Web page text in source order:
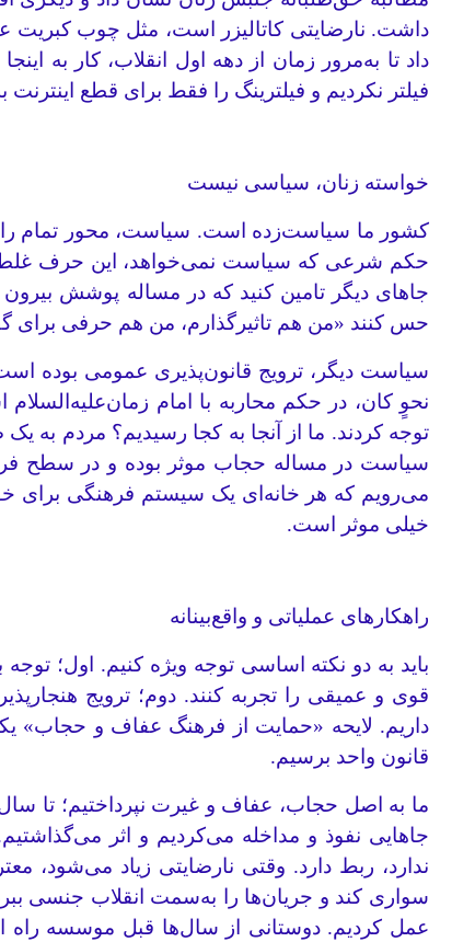
داشت. نارضایتی کاتالیزر است، مثل چوب
داد تا به‌مرور زمان از دهه اول انقلاب، کار به
فیلتر نکردیم و فیلترینگ را فقط برای قطع
خواسته زنان، سیاسی نیست
کشور ما سیاست‌زده است. سیاست، محور تمام
حکم شرعی که سیاست نمی‌خواهد، این حرف غلطی
جاهای دیگر تامین کنید که در مساله پوشش بیرون
حس کنند «من هم تاثیرگذارم، من هم حرفی برای
سیاست دیگر، ترویج قانون‌پذیری عمومی بوده
نحوٍ کان، در حکم محاربه با امام
توجه کردند. ما از آنجا به کجا رسیدیم؟
سیاست در مساله حجاب موثر بوده و در سطح
خیلی موثر است.
راهکارهای عملیاتی و واقع‌بینانه
باید به دو نکته اساسی توجه ویژه کنیم. اول؛
قوی و عمیقی را تجربه کنند. دوم؛ ترویج
داریم. لایحه «حمایت از فرهنگ عفاف و حجاب»
قانون واحد برسیم.
جاهایی نفوذ و مداخله می‌کردیم و اثر
ندارد، ربط دارد. وقتی نارضایتی زیاد
سواری کند و جریان‌ها را به‌سمت انقلاب جنسی
عمل کردیم. دوستانی از سال‌ها قبل موسسه راه